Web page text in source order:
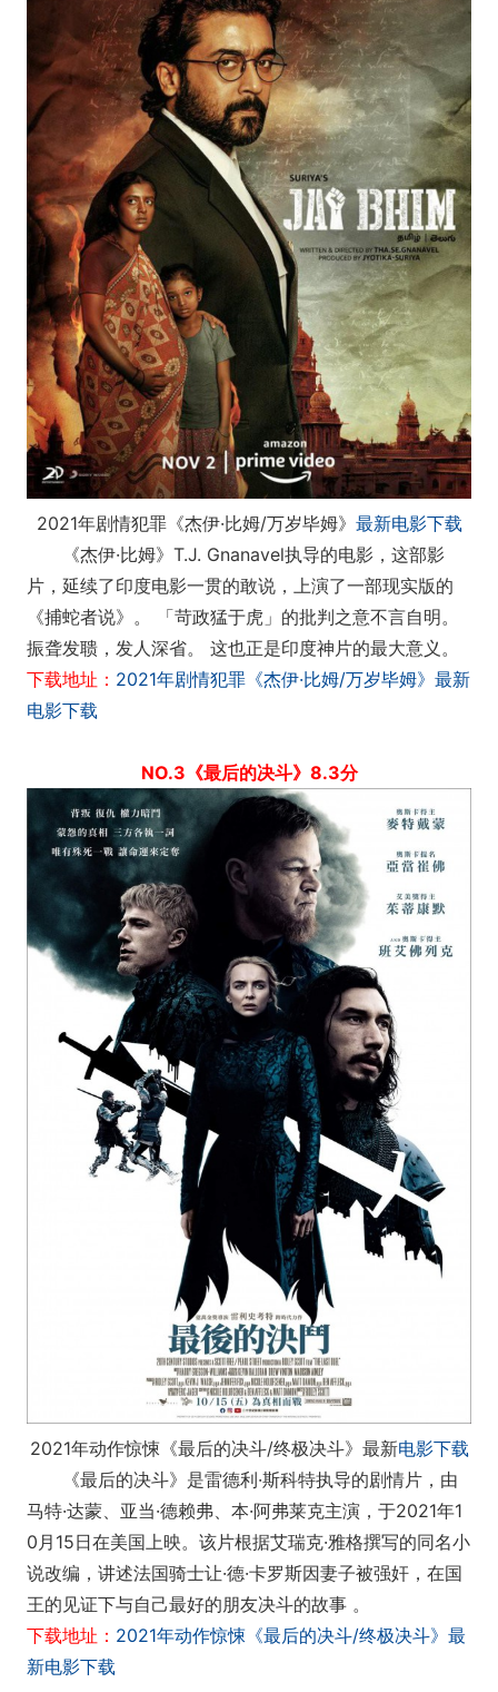
2021年剧情犯罪《杰伊·比姆/万岁毕姆》 最新电影下载
《杰伊·比姆》T.J. Gnanavel执导的电影，这部影
片，延续了印度电影一贯的敢说，上演了一部现实版的
《捕蛇者说》。 「苛政猛于虎」的批判之意不言自明。
振聋发聩，发人深省。 这也正是印度神片的最大意义。
下载地址： 2021年剧情犯罪《杰伊·比姆/万岁毕姆》最新
电影下载
NO.3《最后的决斗》8.3分
2021年动作惊悚《最后的决斗/终极决斗》最新电影下载
《最后的决斗》是雷德利·斯科特执导的剧情片，由
马特·达蒙、亚当·德赖弗、本·阿弗莱克主演，于2021年1
0月15日在美国上映。该片根据艾瑞克·雅格撰写的同名小
说改编，讲述法国骑士让·德·卡罗斯因妻子被强奸，在国
王的见证下与自己最好的朋友决斗的故事 。
下载地址： 2021年动作惊悚《最后的决斗/终极决斗》最
新电影下载